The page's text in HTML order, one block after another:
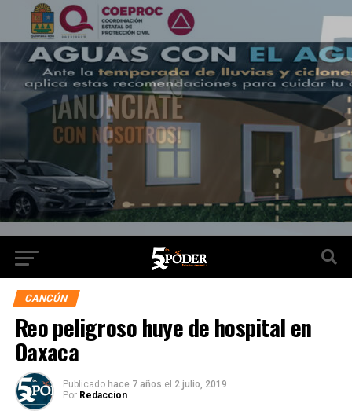
CANCÚN
Reo peligroso huye de hospital en
Oaxaca
Publicado hace 7 años el 2 julio, 2019
Por Redaccion